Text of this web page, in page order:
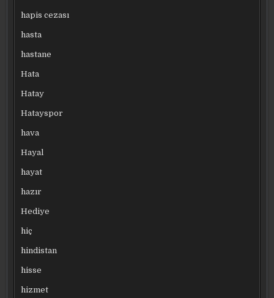
hapis cezası
hasta
hastane
Hata
Hatay
Hatayspor
hava
Hayal
hayat
hazır
Hediye
hiç
hindistan
hisse
hizmet